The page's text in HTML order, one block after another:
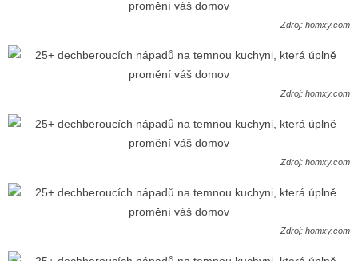
Zdroj: homxy.com
Zdroj: homxy.com
Zdroj: homxy.com
Zdroj: homxy.com